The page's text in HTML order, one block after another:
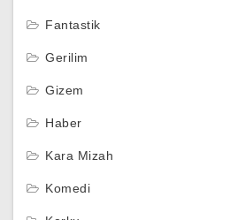
Fantastik
Gerilim
Gizem
Haber
Kara Mizah
Komedi